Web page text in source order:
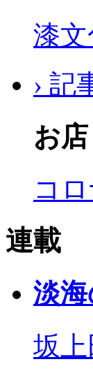
漆
› 記
お店
コ
連載
淡
坂